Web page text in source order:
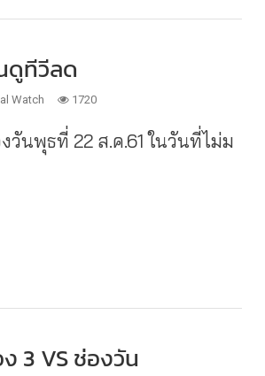
ดูทีวีลด
Watch 1720
วันพุธที่ 22 ส.ค.61 ในวันที่ไม่ม
3 VS ช่องวัน